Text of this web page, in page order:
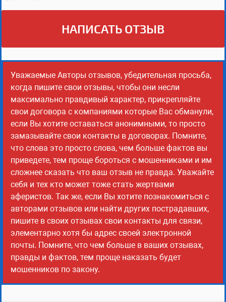
НАПИСАТЬ ОТЗЫВ
Уважаемые Авторы отзывов, убедительная просьба,
когда пишите свои отзывы, чтобы они несли
максимально правдивый характер, прикрепляйте
свои договора с компаниями которые Вас обманули,
если Вы хотите оставаться анонимными, то просто
замазывайте свои контакты в договорах. Помните,
что слова это просто слова, чем больше фактов вы
приведете, тем проще бороться с мошенниками и им
сложнее сказать что ваш отзыв не правда. Уважайте
себя и тех кто может тоже стать жертвами
аферистов. Так же, если Вы хотите познакомиться с
авторами отзывов или найти других пострадавших,
пишите в своих отзывах свои контакты для связи,
элементарно хотя бы адрес своей электронной
почты. Помните, что чем больше в ваших отзывах,
правды и фактов, тем проще наказать будет
мошенников по закону.